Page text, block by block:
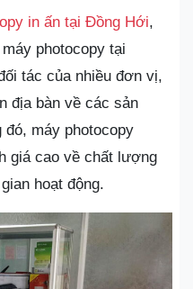
in ấn tại Đồng Hới,
photocopy tại
tác của nhiều đơn vị,
địa bàn về các sản
đó, máy photocopy
giá cao về chất lượng
hoạt động.